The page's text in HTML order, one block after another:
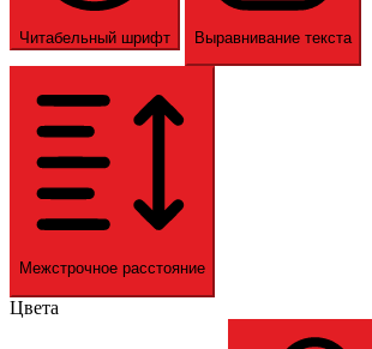
Читабельный шрифт Выравнивание текста
Межстрочное расстояние
Цвета